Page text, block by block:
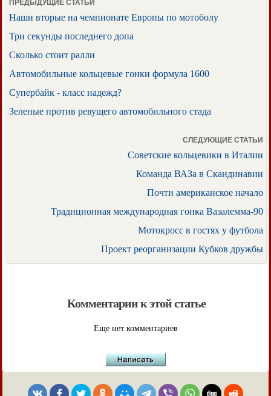
ПРЕДЫДУЩИЕ СТАТЬИ
Наши вторые на чемпионате Европы по мотоболу
Три секунды последнего допа
Сколько стоит ралли
Автомобильные кольцевые гонки формула 1600
Супербайк - класс надежд?
Зеленые против ревущего автомобильного стада
СЛЕДУЮЩИЕ СТАТЬИ
Советские кольцевики в Италии
Команда ВАЗа в Скандинавии
Почти американское начало
Традиционная международная гонка Вазалемма-90
Мотокросс в гостях у футбола
Проект реорганизации Кубков дружбы
Комментарии к этой статье
Еще нет комментариев